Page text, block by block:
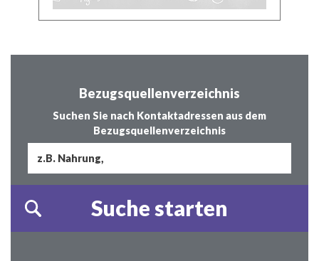
Bezugsquellenverzeichnis
Suchen Sie nach Kontaktadressen aus dem
Bezugsquellenverzeichnis